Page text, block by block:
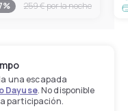
% 259 €por la noche
una escapada
Dayuse. No disponible
participación.